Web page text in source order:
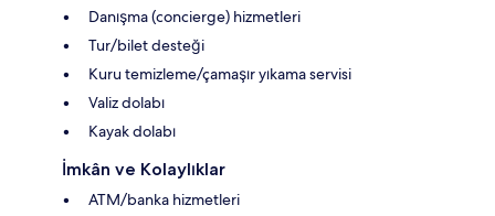
Danışma (concierge) hizmetleri
Tur/bilet desteği
Kuru temizleme/çamaşır yıkama servisi
Valiz dolabı
Kayak dolabı
İmkân ve Kolaylıklar
ATM/banka hizmetleri